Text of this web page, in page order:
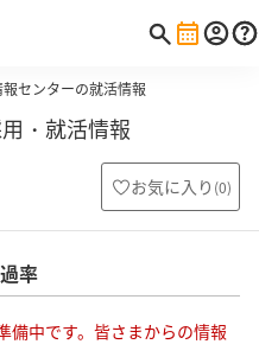
報センターの就活情報
・就活情報
お気に入り (0)
率
備中です。皆さまからの情報